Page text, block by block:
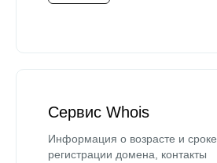
Сервис Whois
Информация о возрасте и сроке
регистрации домена, контакты